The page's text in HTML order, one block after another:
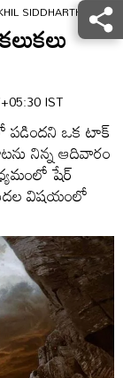
SIDDHARTH AND
IST
పడిందని ఒక టాక్
నిన్న ఆదివారం
షేర్
విషయంలో